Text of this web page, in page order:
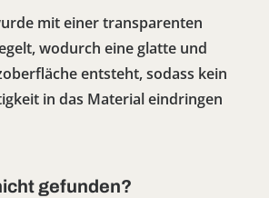
mit einer transparenten
wodurch eine glatte und
entsteht, sodass kein
in das Material eindringen
gefunden?